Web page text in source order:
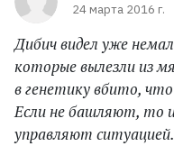
24 марта 2016 г.
Дибич видел уже
которые вылезли из
в генетику вбито,
Если не башляют, то
управляют ситуацией.